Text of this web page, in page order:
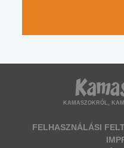
KAMASZOKRÓL,
FELHASZNÁLÁSI